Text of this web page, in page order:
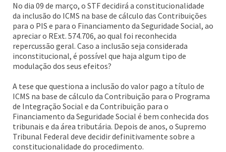
No dia 09 de março, o STF decidirá a constitucionalidade
da inclusão do ICMS na base de cálculo das Contribuições
para o PIS e para o Financiamento da Seguridade Social, ao
apreciar o RExt. 574.706, ao qual foi reconhecida
repercussão geral. Caso a inclusão seja considerada
inconstitucional, é possível que haja algum tipo de
modulação dos seus efeitos?
A tese que questiona a inclusão do valor pago a título de
ICMS na base de cálculo da Contribuição para o Programa
de Integração Social e da Contribuição para o
Financiamento da Seguridade Social é bem conhecida dos
tribunais e da área tributária. Depois de anos, o Supremo
Tribunal Federal deve decidir definitivamente sobre a
constitucionalidade do procedimento.